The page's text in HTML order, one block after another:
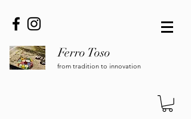
Ferro Toso
from tradition to innovation